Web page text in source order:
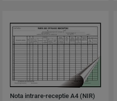
Nota intrare-receptie A4 (NIR)